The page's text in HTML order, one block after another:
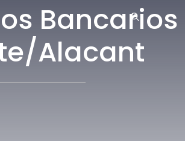
Alacant